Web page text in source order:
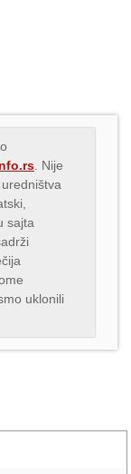
. Nije
sajta
uklonili